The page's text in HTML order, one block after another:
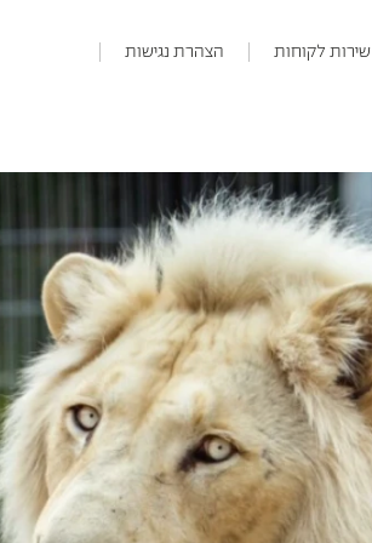
שירות לקוחות הצהרת נגישות